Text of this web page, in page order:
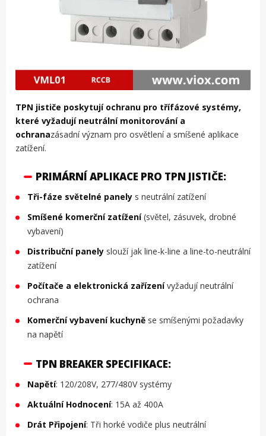
TPN jističe poskytují ochranu pro třífázové systémy,
které vyžadují neutrální monitorování a
ochranazásadní význam pro osvětlení a smíšené aplikace
zatížení.
PRIMÁRNÍ APLIKACE PRO TPN JISTIČE:
Tři-fáze světelné panely s neutrální zatížení
Smíšené komerční zatížení(světel, zásuvek, drobné
vybavení)
Distribuční panely slouží jak line-k-line a line-to-neutrální
zatížení
Počítače a elektronická zařízenívyžadují neutrální
ochrana
Komerční vybavení kuchyně se smíšenými požadavky
na napětí
TPN BREAKER SPECIFIKACE:
Napětí: 120/208V, 277/480V systémy
Aktuální Hodnocení: 15A až 400A
Drát Připojení: Tři horké vodiče plus neutrální